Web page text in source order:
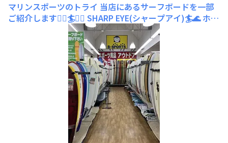
マリンスポーツのトライ 当店にあるサーフボードを一部
ご紹介します🏄‍♀️🏄🏄‍♂️ SHARP EYE(シャープアイ)🏄🌊 ホワ
イトカラーだったりレッドカラーだったり。ボードの右上
にあるマークはマグロの目らしいです(諸説あり)👀 お次
は・・・ STACEY(ステイシー)🏄